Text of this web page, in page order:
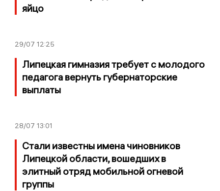
яйцо
29/07 12:25
Липецкая гимназия требует с молодого
педагога вернуть губернаторские
выплаты
28/07 13:01
Стали известны имена чиновников
Липецкой области, вошедших в
элитный отряд мобильной огневой
группы